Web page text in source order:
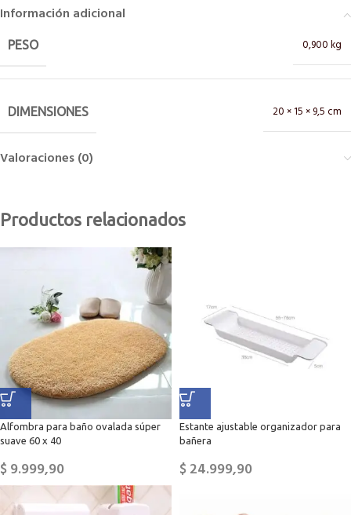
Información adicional
PESO 0,900 kg
DIMENSIONES 20 × 15 × 9,5 cm
Valoraciones (0)
Productos relacionados
Alfombra para baño ovalada súper
suave 60 x 40
$9.999,90
Estante ajustable organizador para
bañera
$24.999,90